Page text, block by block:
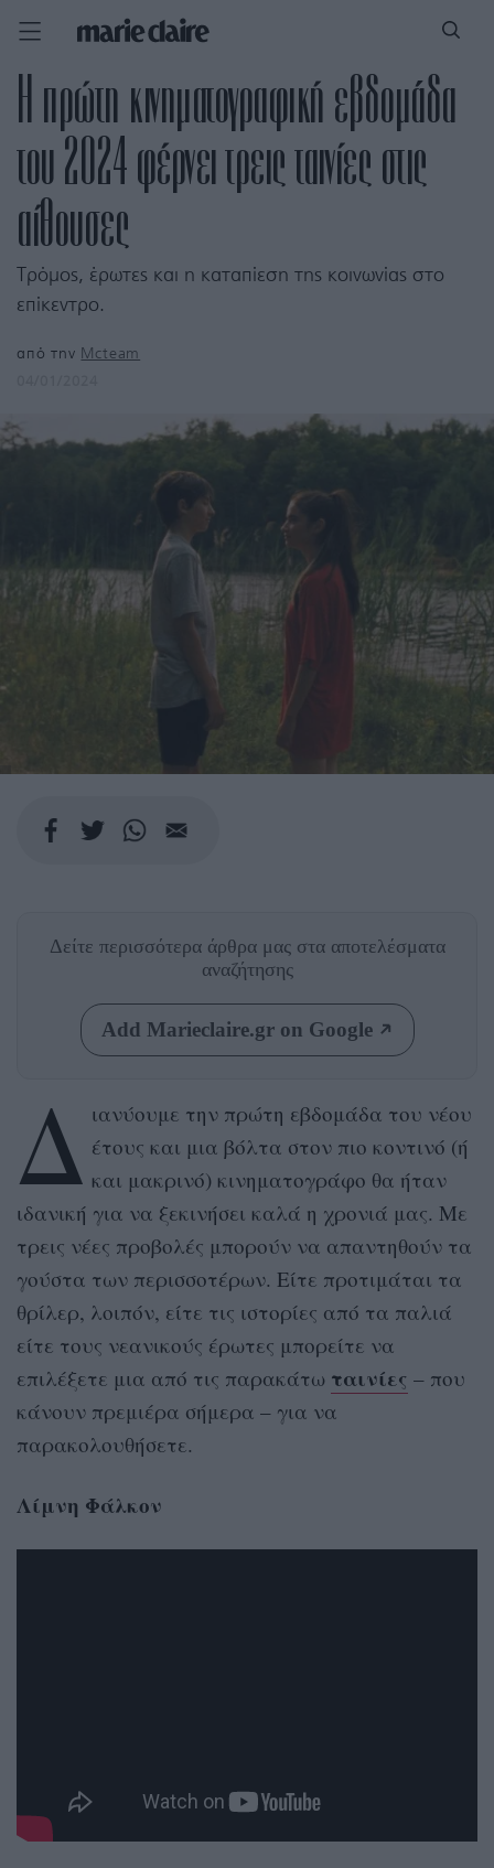
Η πρώτη κινηματογραφική εβδομάδα
του 2024 φέρνει τρεις ταινίες στις
αίθουσες
Τρόμος, έρωτες και η καταπίεση της κοινωνίας στο
επίκεντρο.
από την Mcteam
Δείτε περισσότερα άρθρα μας στα αποτελέσματα
αναζήτησης
Add Marieclaire.gr on Google
Δ ιανύουμε την πρώτη εβδομάδα του νέου
έτους και μια βόλτα στον πιο κοντινό (ή
και μακρινό) κινηματογράφο θα ήταν
ιδανική για να ξεκινήσει καλά η χρονιά μας. Με
τρεις νέες προβολές μπορούν να απαντηθούν τα
γούστα των περισσοτέρων. Είτε προτιμάται τα
θρίλερ, λοιπόν, είτε τις ιστορίες από τα παλιά
είτε τους νεανικούς έρωτες μπορείτε να
επιλέξετε μια από τις παρακάτω ταινίες – που
κάνουν πρεμιέρα σήμερα – για να
παρακολουθήσετε.
Λίμνη Φάλκον